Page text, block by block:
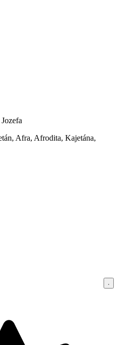
Afra, Afrodita, Kajetána,